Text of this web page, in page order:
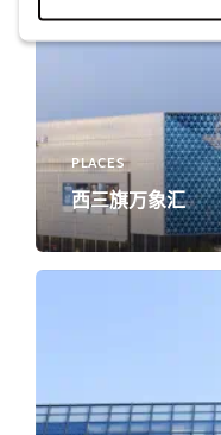
PLACES
西三旗万象汇